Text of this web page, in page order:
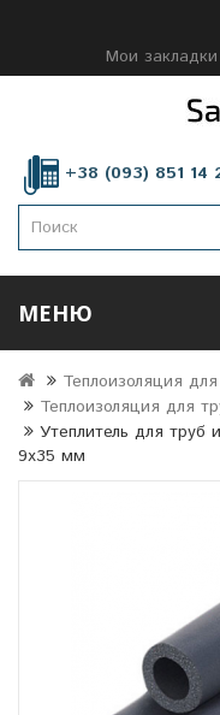
Мои
+38 (093) 851 14
МЕНЮ
Теплоизоляция
Теплоизоляция для
Утеплитель для труб
9х35 мм